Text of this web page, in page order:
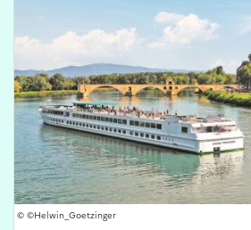
©Helwin_Goetzinger